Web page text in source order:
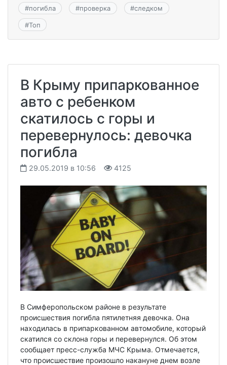
#погибла #проверка #следком
#Топ
В Крыму припаркованное
авто с ребенком
скатилось с горы и
перевернулось: девочка
погибла
29.05.2019 в 10:56 4125
В Симферопольском районе в результате
происшествия погибла пятилетняя девочка. Она
находилась в припаркованном автомобиле, который
скатился со склона горы и перевернулся. Об этом
сообщает пресс-служба МЧС Крыма. Отмечается,
что происшествие произошло накануне днем возле